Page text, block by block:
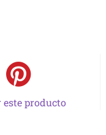
este producto